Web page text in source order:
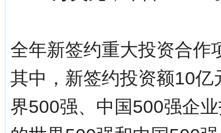
全年新签约重大投资合作
其中，新签约投资额10
界500强、中国500强企